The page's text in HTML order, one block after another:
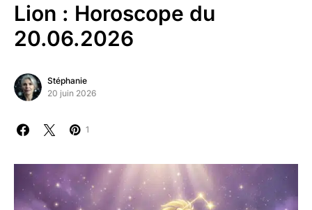
Lion : Horoscope du
20.06.2026
Stéphanie
20 juin 2026
1